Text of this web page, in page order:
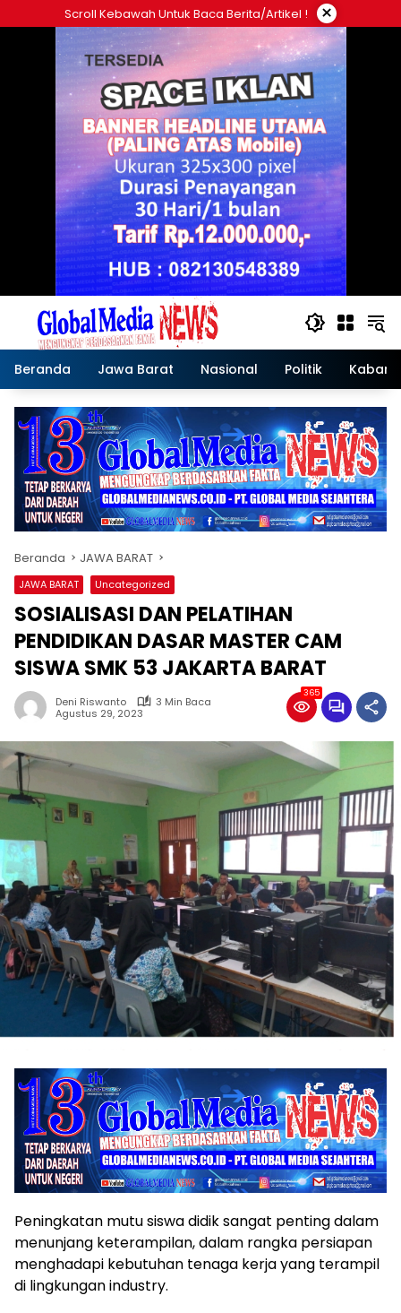
ke
Scroll Kebawah Untuk Baca Berita/artikel ! ×
Beranda Jawa Barat Nasional Politik Kabar
Beranda JAWA BARAT
JAWA BARAT Uncategorized
SOSIALISASI DAN PELATIHAN
PENDIDIKAN DASAR MASTER CAM
SISWA SMK 53 JAKARTA BARAT
Deni Riswanto
3 Min Baca
Agustus 29, 2023
365
Peningkatan mutu siswa didik sangat penting dalam
menunjang keterampilan, dalam rangka persiapan
menghadapi kebutuhan tenaga kerja yang terampil
di lingkungan industry.